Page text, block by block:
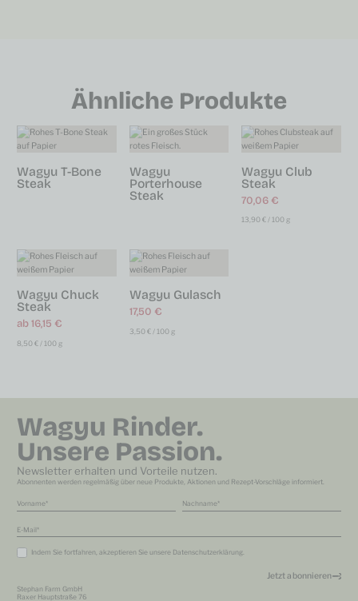
Ähnliche Produkte
Wagyu T-Bone
Steak
Wagyu
Porterhouse
Steak
Wagyu Club
Steak
70,06 €
13,90€/ 100 g
Wagyu Chuck
Steak
ab16,15 €
8,50€ / 100 g
Wagyu Gulasch
17,50 €
3,50€ / 100 g
Wagyu Rinder.
Unsere Passion.
Stephan Farm GmbH
Raxer Hauptstraße 76
Newsletter erhalten und Vorteile nutzen.
Abonnenten werden regelmäßig über neue Produkte, Aktionen und Rezept-Vorschläge informiert.
Vorname Nachname
E-Mail
Indem Sie fortfahren, akzeptieren Sie unsere Datenschutzerklärung.